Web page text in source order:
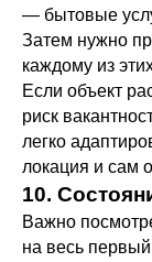
— бытовые
Затем нужно
каждому из
Если объект
риск
легко
локация и сам
10.
Важно
на весь